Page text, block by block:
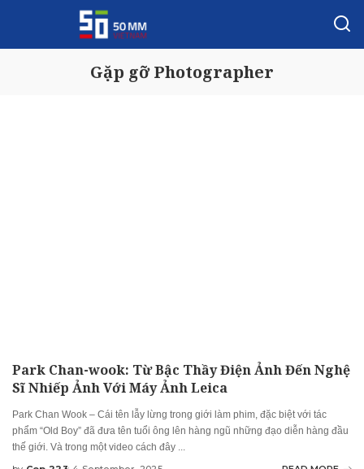
Gặp gỡ Photographer
Park Chan-wook: Từ Bậc Thầy Điện Ảnh Đến Nghệ
Sĩ Nhiếp Ảnh Với Máy Ảnh Leica
Park Chan Wook – Cái tên lẫy lừng trong giới làm phim, đặc biệt với tác
phẩm “Old Boy” đã đưa tên tuổi ông lên hàng ngũ những đạo diễn hàng đầu
thế giới. Và trong một video cách đây ...